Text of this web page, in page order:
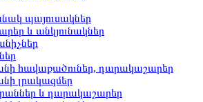
պայուսակներ
և անկյունակներ
հավաքածուներ, դարակաշարեր
լրակազմեր
և դարակաշարեր